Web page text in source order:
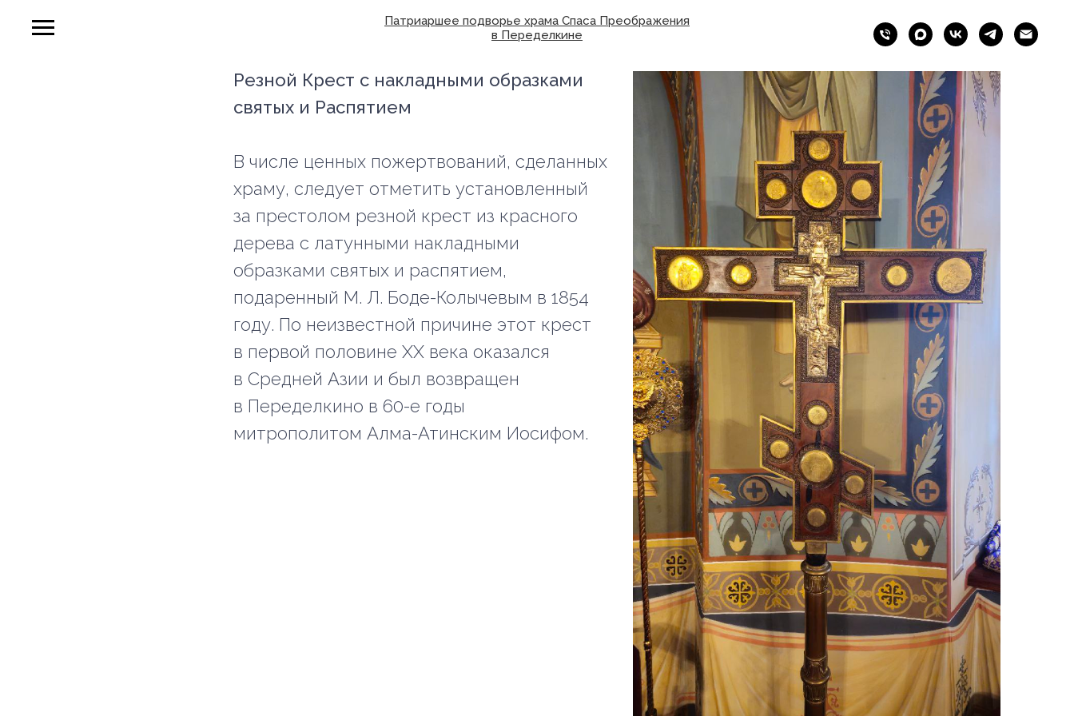
Патриаршее подворье храма Спаса Преображения
в Переделкине
Резной Крест с накладными образками
святых и Распятием
В числе ценных пожертвований, сделанных
храму, следует отметить установленный
за престолом резной крест из красного
дерева с латунными накладными
образками святых и распятием,
подаренный М. Л. Боде-Колычевым в 1854
году. По неизвестной причине этот крест
в первой половине XX века оказался
в Средней Азии и был возвращен
в Переделкино в 60-е годы
митрополитом Алма-Атинским Иосифом.